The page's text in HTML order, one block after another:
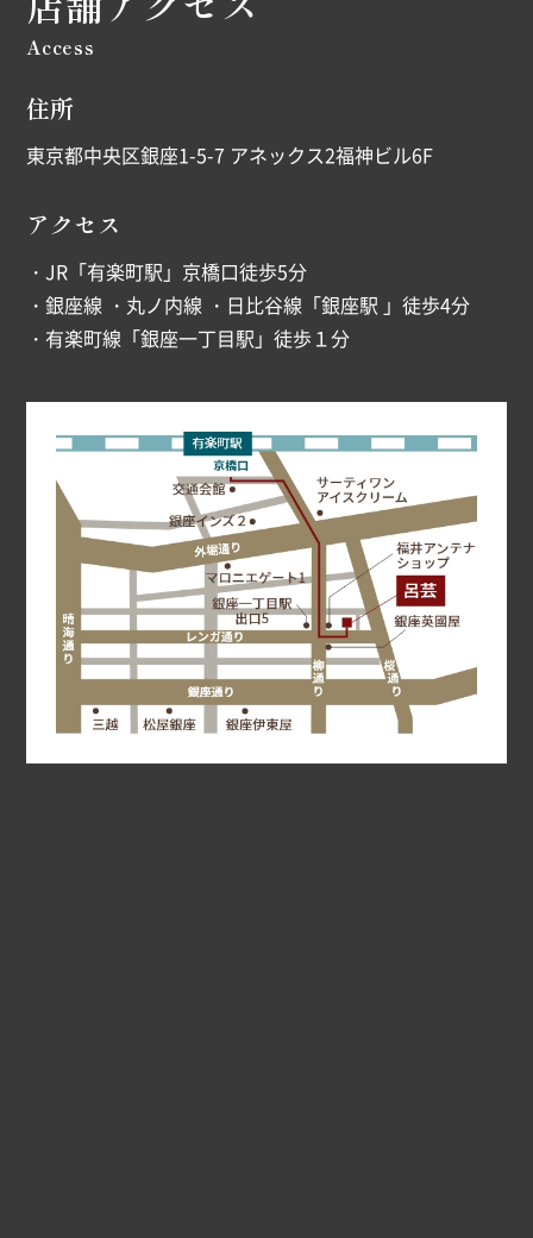
Access
住所
東京都中央区銀座1-5-7 アネックス2福神ビル6F
アクセス
・JR「有楽町駅」京橋口徒歩5分
・銀座線 ・丸ノ内線 ・日比谷線「銀座駅 」徒歩4分
・有楽町線「銀座一丁目駅」徒歩１分